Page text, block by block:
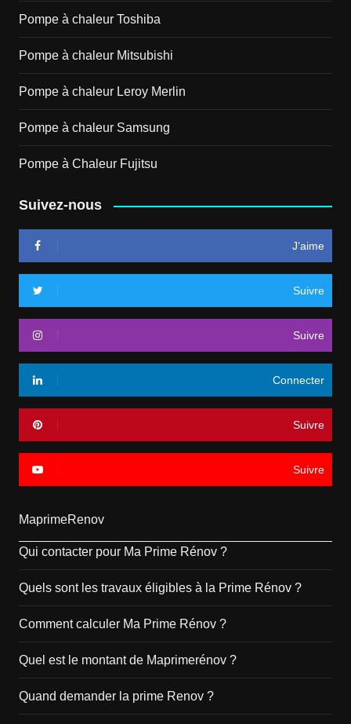
Pompe à chaleur Toshiba
Pompe à chaleur Mitsubishi
Pompe à chaleur Leroy Merlin
Pompe à chaleur Samsung
Pompe à Chaleur Fujitsu
Suivez-nous
J’aime
Suivre
Suivre
Connecter
Suivre
Suivre
MaprimeRenov
Qui contacter pour Ma Prime Rénov ?
Quels sont les travaux éligibles à la Prime Rénov ?
Comment calculer Ma Prime Rénov ?
Quel est le montant de Maprimerénov ?
Quand demander la prime Renov ?